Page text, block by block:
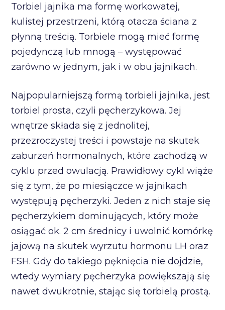
Torbiel jajnika ma formę workowatej,
kulistej przestrzeni, którą otacza ściana z
płynną treścią. Torbiele mogą mieć formę
pojedynczą lub mnogą – występować
zarówno w jednym, jak i w obu jajnikach.
Najpopularniejszą formą torbieli jajnika, jest
torbiel prosta, czyli pęcherzykowa. Jej
wnętrze składa się z jednolitej,
przezroczystej treści i powstaje na skutek
zaburzeń hormonalnych, które zachodzą w
cyklu przed owulacją. Prawidłowy cykl wiąże
się z tym, że po miesiączce w jajnikach
występują pęcherzyki. Jeden z nich staje się
pęcherzykiem dominujących, który może
osiągać ok. 2 cm średnicy i uwolnić komórkę
jajową na skutek wyrzutu hormonu LH oraz
FSH. Gdy do takiego pęknięcia nie dojdzie,
wtedy wymiary pęcherzyka powiększają się
nawet dwukrotnie, stając się torbielą prostą.